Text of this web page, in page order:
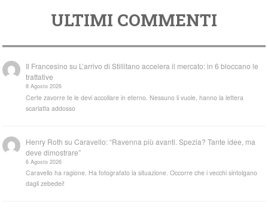
ULTIMI COMMENTI
Il Francesino su L’arrivo di Stillitano accelera il mercato: in 6 bloccano le
trattative
8 Agosto 2026
Certe zavorre te le devi accollare in eterno. Nessuno li vuole, hanno la lettera
scarlatta addosso
Henry Roth suCaravello: “Ravenna più avanti. Spezia? Tante idee, ma
deve dimostrare”
6 Agosto 2026
Caravello ha ragione. Ha fotografato la situazione. Occorre che i vecchi sintolgano
dagli zebedei!